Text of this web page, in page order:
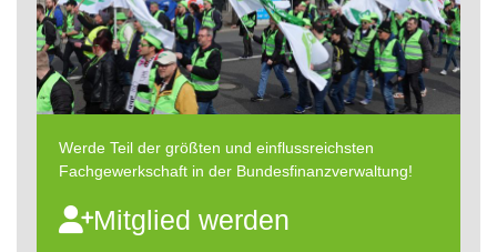
Werde Teil der größten und einflussreichsten
Fachgewerkschaft in der Bundesfinanzverwaltung!
Mitglied werden